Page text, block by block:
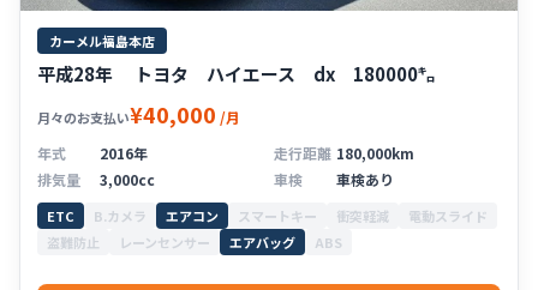
カーメル福島本店
平成28年 トヨタ ハイエース dx 180000㌔
月々のお支払い¥40,000 /月
年式
2016年 走行距離 180,000km
排気量
3,000cc 車検 車検あり
ETC B.カメラ エアコン スマートキー 衝突軽減
電動スライド
盗難防止
レーンセンサー エアバッグ ABS